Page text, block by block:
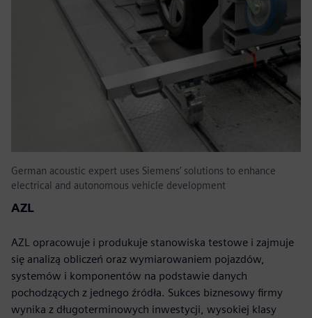
German acoustic expert uses Siemens’ solutions to enhance
electrical and autonomous vehicle development
AZL
AZL opracowuje i produkuje stanowiska testowe i zajmuje
się analizą obliczeń oraz wymiarowaniem pojazdów,
systemów i komponentów na podstawie danych
pochodzących z jednego źródła. Sukces biznesowy firmy
wynika z długoterminowych inwestycji, wysokiej klasy